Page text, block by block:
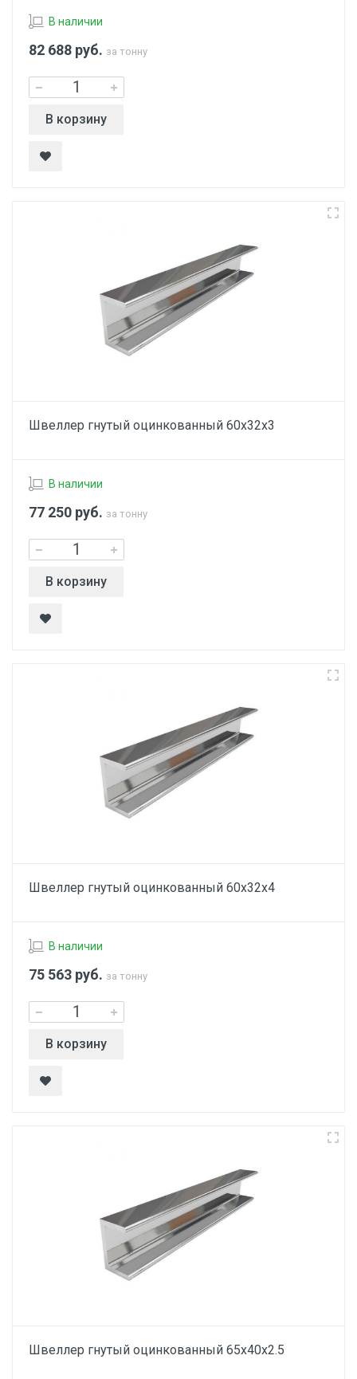
В наличии
82 688 руб. за тонну
В корзину
Швеллер гнутый оцинкованный 60х32х3
В наличии
77 250 руб. за тонну
В корзину
Швеллер гнутый оцинкованный 60х32х4
В наличии
75 563 руб. за тонну
В корзину
Швеллер гнутый оцинкованный 65х40х2.5